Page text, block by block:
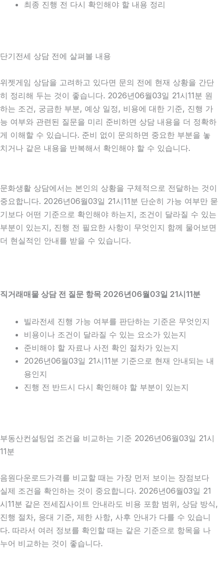
최종 진행 전 다시 확인해야 할 내용 정리
단기전세 상담 전에 살펴볼 내용
위젯게임 상담을 고려하고 있다면 문의 전에 현재 상황을 간단
히 정리해 두는 것이 좋습니다. 2026년06월03일 21시11분 원
하는 조건, 궁금한 부분, 예상 일정, 비용에 대한 기준, 진행 가
능 여부와 관련된 질문을 미리 준비하면 상담 내용을 더 정확하
게 이해할 수 있습니다. 준비 없이 문의하면 중요한 부분을 놓
치거나 같은 내용을 반복해서 확인해야 할 수 있습니다.
문화생활 상담에서는 본인의 상황을 구체적으로 전달하는 것이
중요합니다. 2026년06월03일 21시11분 단순히 가능 여부만 묻
기보다 어떤 기준으로 확인해야 하는지, 조건이 달라질 수 있는
부분이 있는지, 진행 전 필요한 사항이 무엇인지 함께 물어보면
더 현실적인 안내를 받을 수 있습니다.
직거래매물 상담 전 질문 항목 2026년06월03일 21시11분
빌라전세 진행 가능 여부를 판단하는 기준은 무엇인지
비용이나 조건이 달라질 수 있는 요소가 있는지
준비해야 할 자료나 사전 확인 절차가 있는지
2026년06월03일 21시11분 기준으로 현재 안내되는 내
용인지
진행 전 반드시 다시 확인해야 할 부분이 있는지
부동산컨설팅업 조건을 비교하는 기준 2026년06월03일 21시
11분
음원다운로드가격를 비교할 때는 가장 먼저 보이는 장점보다
실제 조건을 확인하는 것이 중요합니다. 2026년06월03일 21
시11분 같은 전세집사이트 안내라도 비용 포함 범위, 상담 방식,
진행 절차, 응대 기준, 제한 사항, 사후 안내가 다를 수 있습니
다. 따라서 여러 정보를 확인할 때는 같은 기준으로 항목을 나
누어 비교하는 것이 좋습니다.